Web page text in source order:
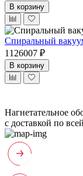
В корзину
Спиральный
1126007 ₽
В корзину
Нагнетательное
с доставкой по